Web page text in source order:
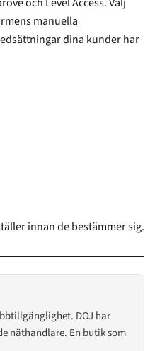
innan de bestämmer sig.
DOJ har
näthandlare. En butik som